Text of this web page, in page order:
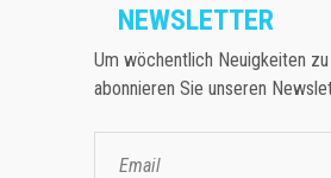
NEWSLETTER
Um wöchentlich Neuigkeiten
abonnieren Sie unseren